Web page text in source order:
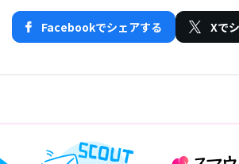
Facebookでシェアする Xで